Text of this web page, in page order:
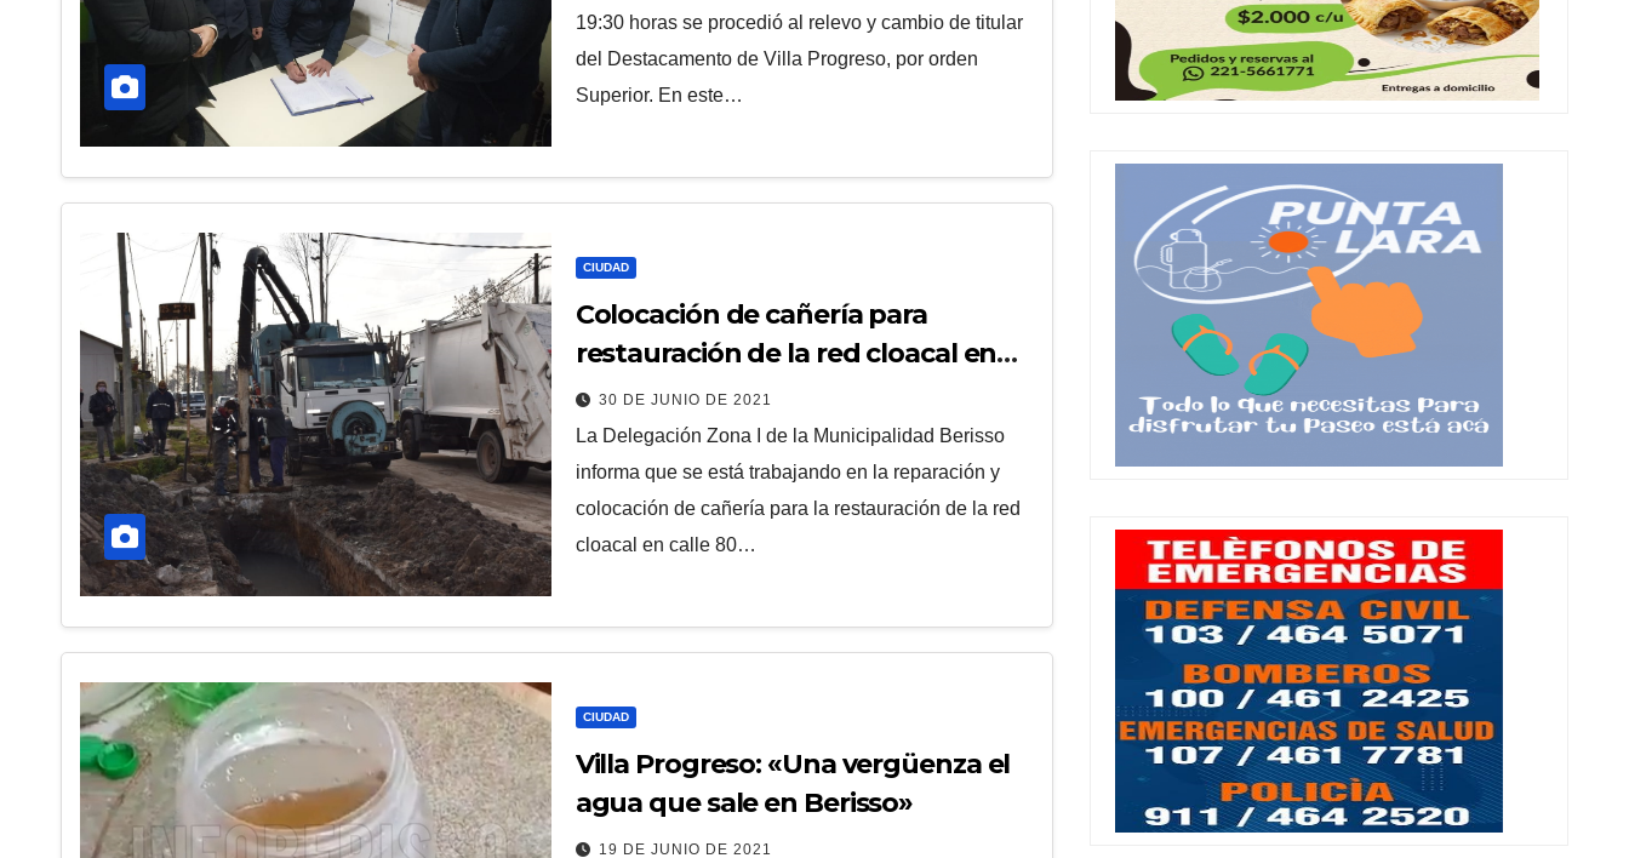
19:30 horas se procedió al relevo y cambio de titular
del Destacamento de Villa Progreso, por orden
Superior. En este…
CIUDAD
Colocación de cañería para
restauración de la red cloacal en
Villa Progreso
30 DE JUNIO DE 2021
La Delegación Zona I de la Municipalidad Berisso
informa que se está trabajando en la reparación y
colocación de cañería para la restauración de la red
cloacal en calle 80…
CIUDAD
Villa Progreso: «Una vergüenza el
agua que sale en Berisso»
19 DE JUNIO DE 2021